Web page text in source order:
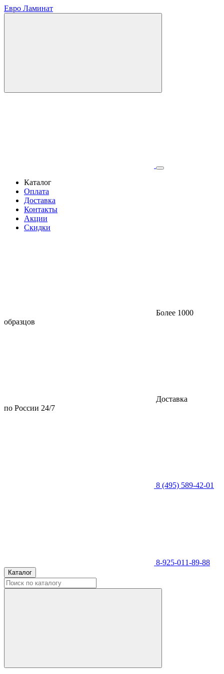
Евро Ламинат
Каталог
Оплата
Доставка
Контакты
Акции
Скидки
Более 1000
образцов
Доставка
по России 24/7
8 (495) 589-42-01
8-925-011-89-88
Каталог